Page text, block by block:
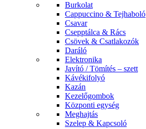
Burkolat
Cappuccino & Tejhaboló
Csavar
Csepptálca & Rács
Csövek & Csatlakozók
Daráló
Elektronika
Javító / Tömítés – szett
Kávékifolyó
Kazán
Kezelőgombok
Központi egység
Meghajtás
Szelep & Kapcsoló